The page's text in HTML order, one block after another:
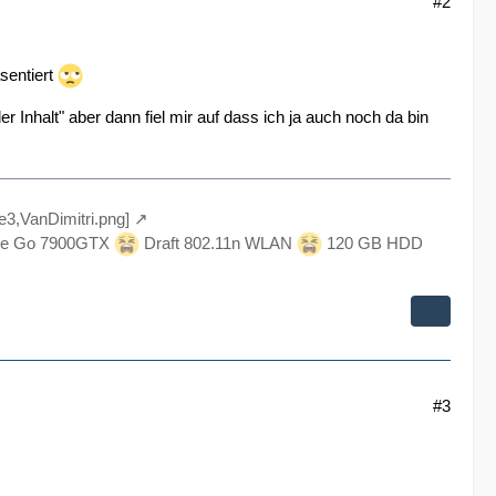
Inhalt" aber dann fiel mir auf dass ich ja auch noch da bin
Go 7900GTX
Draft 802.11n WLAN 120 GB HDD
#3